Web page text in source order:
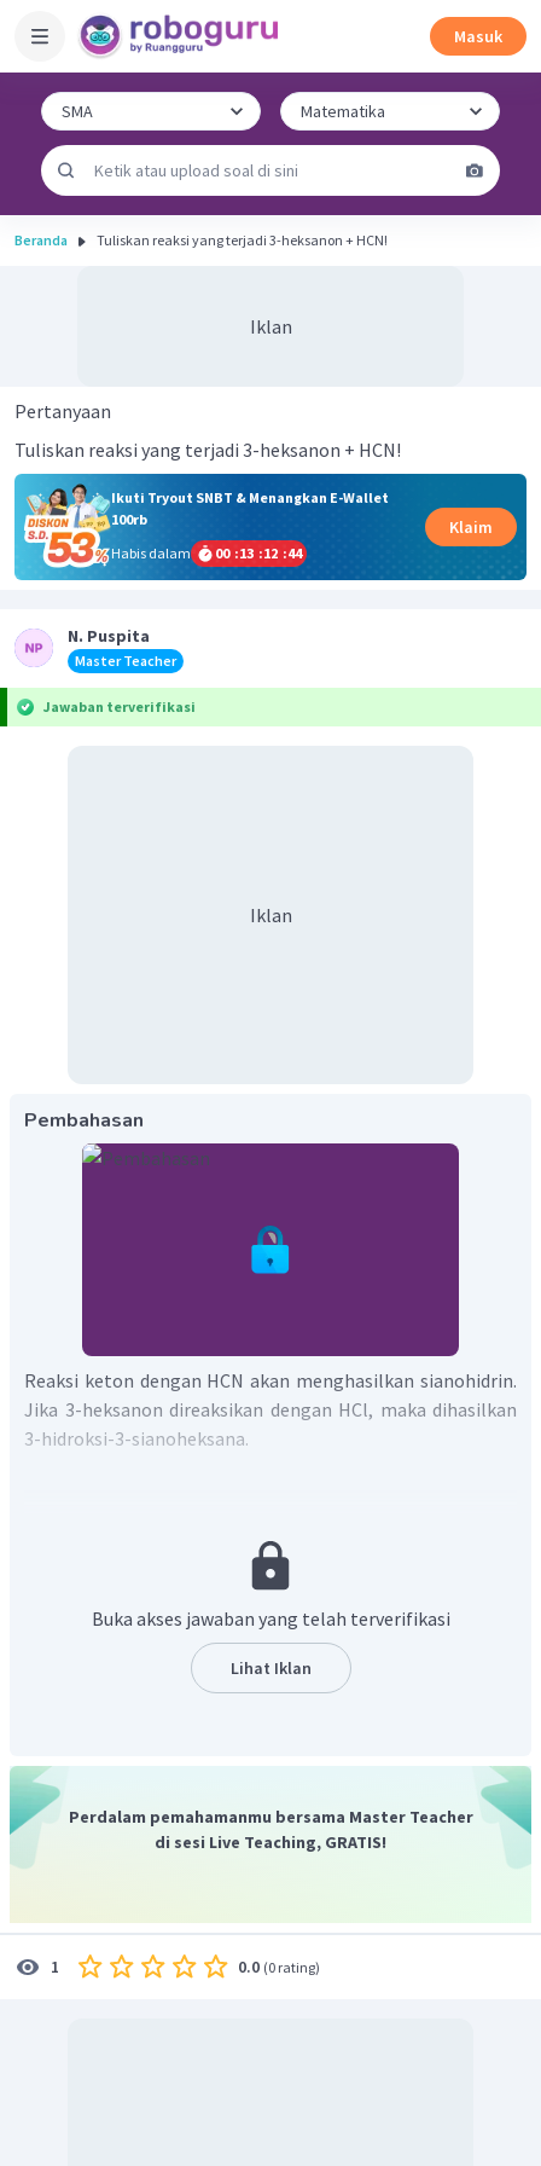
Masuk
Beranda Tuliskan reaksi yang terjadi 3-heksanon + HCN!
Iklan
Pertanyaan
Tuliskan reaksi yang terjadi 3-heksanon + HCN!
Ikuti Tryout SNBT & Menangkan E-Wallet
100rb
Habis dalam
00 :13 :12 :44
Klaim
N. Puspita
Master Teacher
Jawaban terverifikasi
Iklan
Pembahasan
Reaksi keton dengan HCN akan menghasilkan sianohidrin.
Jika 3-heksanon direaksikan dengan HCl, maka dihasilkan
3-hidroksi-3-sianoheksana.
Buka akses jawaban yang telah terverifikasi
Lihat Iklan
Perdalam pemahamanmu bersama Master Teacher
di sesi Live Teaching, GRATIS!
1 0.0 (0 rating)